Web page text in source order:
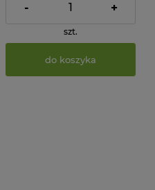
- +
szt.
do koszyka